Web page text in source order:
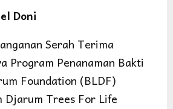
Doni
Serah Terima
Program Penanaman Bakti
Foundation (BLDF)
Djarum Trees For Life